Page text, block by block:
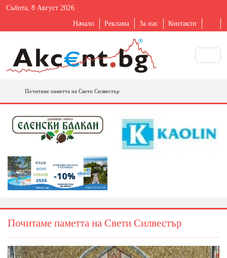
Събота, 8 Август 2026
Начало Реклама За нас Контакти
Почитаме паметта на Свети Силвестър
Почитаме паметта на Свети Силвестър